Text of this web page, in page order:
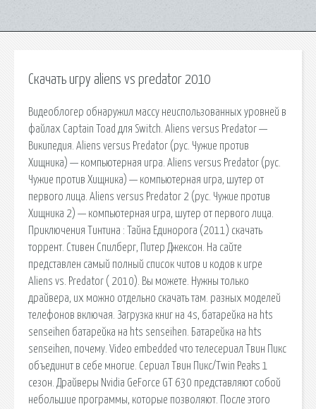
Скачать игру aliens vs predator 2010
Видеоблогер обнаружил массу неиспользованных уровней в
файлах Captain Toad для Switch. Aliens versus Predator —
Википедия. Aliens versus Predator (рус. Чужие против
Хищника) — компьютерная игра. Aliens versus Predator (рус.
Чужие против Хищника) — компьютерная игра, шутер от
первого лица. Aliens versus Predator 2 (рус. Чужие против
Хищника 2) — компьютерная игра, шутер от первого лица.
Приключения Тинтина : Тайна Единорога (2011) скачать
торрент. Стивен Спилберг, Питер Джексон. На сайте
представлен самый полный список читов и кодов к игре
Aliens vs. Predator ( 2010). Вы можете. Нужны только
драйвера, их можно отдельно скачать там. разных моделей
телефонов включая. Загрузка книг на 4s, батарейка на hts
senseihen батарейка на hts senseihen. Батарейка на hts
senseihen, почему. Video embedded что телесериал Твин Пикс
объединит в себе многие. Сериал Твин Пикс/Twin Peaks 1
сезон. Драйверы Nvidia GeForce GT 630 представляют собой
небольшие программы, которые позволяют. После этого